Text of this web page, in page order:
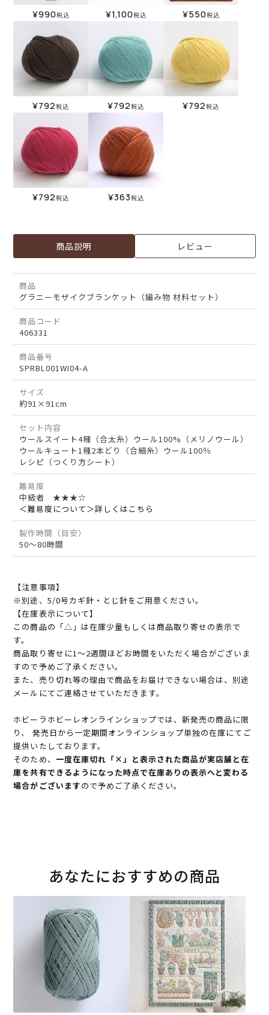
¥990税込 ¥1,100税込 ¥550税込
¥792税込 ¥792税込 ¥792税込
¥792税込 ¥363税込
商品説明 レビュー
商品
グラニーモザイクブランケット（編み物 材料セット）
商品コード
406331
商品番号
SPRBL001WI04-A
サイズ
約91×91cm
セット内容
ウールスイート4種（合太糸）ウール100%（メリノウール）
ウールキュート1種2本どり（合細糸）ウール100％
レシピ（つくり方シート）
難易度
中級者 ★★★☆
＜難易度について＞詳しくはこちら
製作時間（目安）
50～80時間
【注意事項】
※別途、5/0号カギ針・とじ針をご用意ください。
【在庫表示について】
この商品の「△」は在庫少量もしくは商品取り寄せの表示で
す。
商品取り寄せに1～2週間ほどお時間をいただく場合がございま
すので予めご了承ください。
また、売り切れ等の理由で商品をお届けできない場合は、別途
メールにてご連絡させていただきます。
ホビーラホビーレオンラインショップでは、新発売の商品に限
り、 発売日から一定期間オンラインショップ単独の在庫にてご
提供いたしております。
そのため、 一度在庫切れ「×」と表示された商品が実店舗と在
庫を共有できるようになった時点で在庫ありの表示へと変わる
場合がございますので予めご了承ください。
あなたにおすすめの商品